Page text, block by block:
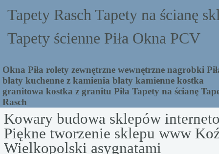
Tapety Rasch Tapety na ścianę
Tapety ścienne Piła Okna PCV
Okna Piła rolety zewnętrzne wewnętrzne nagrobki
blaty kuchenne z kamienia blaty kamienne kostka
granitowa kostka z granitu Piła Tapety na ścianę
Rasch
Kowary budowa sklepów
Piękne tworzenie sklepu www
Wielkopolski asygnatami